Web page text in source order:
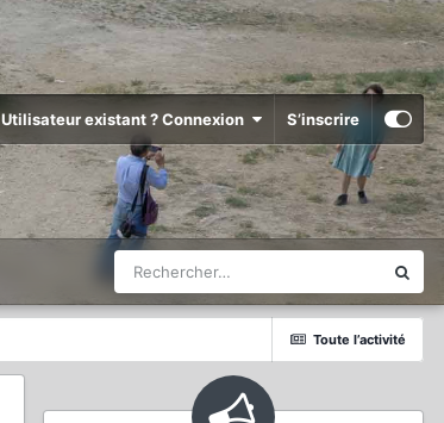
Utilisateur existant ? Connexion S’inscrire
Toute l’activité